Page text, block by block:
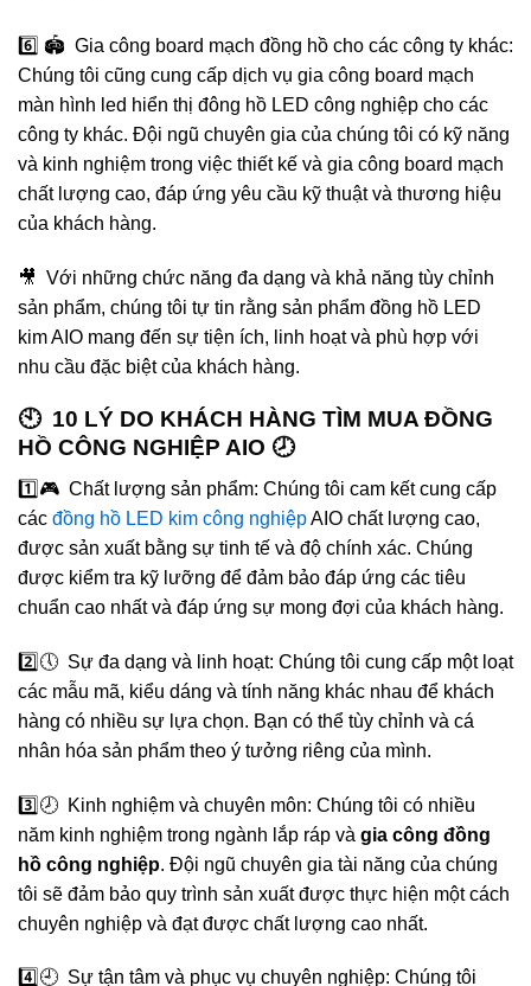
6️⃣ 🏟️ Gia công board mạch đồng hồ cho các công ty khác:
Chúng tôi cũng cung cấp dịch vụ gia công board mạch
màn hình led hiển thị đông hồ LED công nghiệp cho các
công ty khác. Đội ngũ chuyên gia của chúng tôi có kỹ năng
và kinh nghiệm trong việc thiết kế và gia công board mạch
chất lượng cao, đáp ứng yêu cầu kỹ thuật và thương hiệu
của khách hàng.
🎥 Với những chức năng đa dạng và khả năng tùy chỉnh
sản phẩm, chúng tôi tự tin rằng sản phẩm đồng hồ LED
kim AIO mang đến sự tiện ích, linh hoạt và phù hợp với
nhu cầu đặc biệt của khách hàng.
🕙 10 LÝ DO KHÁCH HÀNG TÌM MUA ĐỒNG
HỒ CÔNG NGHIỆP AIO 🕗
1️⃣🎮 Chất lượng sản phẩm: Chúng tôi cam kết cung cấp
các đồng hồ LED kim công nghiệpAIO chất lượng cao,
được sản xuất bằng sự tinh tế và độ chính xác. Chúng
được kiểm tra kỹ lưỡng để đảm bảo đáp ứng các tiêu
chuẩn cao nhất và đáp ứng sự mong đợi của khách hàng.
2️⃣🕔 Sự đa dạng và linh hoạt: Chúng tôi cung cấp một loạt
các mẫu mã, kiểu dáng và tính năng khác nhau để khách
hàng có nhiều sự lựa chọn. Bạn có thể tùy chỉnh và cá
nhân hóa sản phẩm theo ý tưởng riêng của mình.
3️⃣🕗 Kinh nghiệm và chuyên môn: Chúng tôi có nhiều
năm kinh nghiệm trong ngành lắp ráp và gia công đồng
hồ công nghiệp. Đội ngũ chuyên gia tài năng của chúng
tôi sẽ đảm bảo quy trình sản xuất được thực hiện một cách
chuyên nghiệp và đạt được chất lượng cao nhất.
4️⃣🕘 Sự tận tâm và phục vụ chuyên nghiệp: Chúng tôi